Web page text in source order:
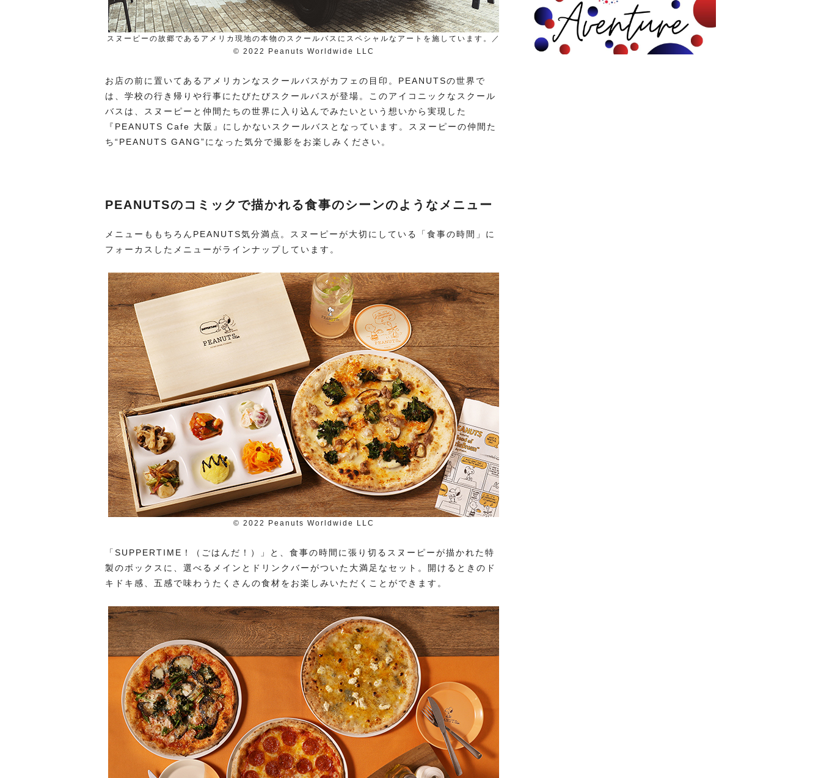
スヌーピーの故郷であるアメリカ現地の本物のスクールバスにスペシャルなアートを施しています。／
© 2022 Peanuts Worldwide LLC
お店の前に置いてあるアメリカンなスクールバスがカフェの目印。PEANUTSの世界で
は、学校の行き帰りや行事にたびたびスクールバスが登場。このアイコニックなスクール
バスは、スヌーピーと仲間たちの世界に入り込んでみたいという想いから実現した
『PEANUTS Cafe 大阪』にしかないスクールバスとなっています。スヌーピーの仲間た
ち“PEANUTS GANG”になった気分で撮影をお楽しみください。
PEANUTSのコミックで描かれる食事のシーンのようなメニュー
メニューももちろんPEANUTS気分満点。スヌーピーが大切にしている「食事の時間」に
フォーカスしたメニューがラインナップしています。
© 2022 Peanuts Worldwide LLC
「SUPPERTIME！（ごはんだ！）」と、食事の時間に張り切るスヌーピーが描かれた特
製のボックスに、選べるメインとドリンクバーがついた大満足なセット。開けるときのド
キドキ感、五感で味わうたくさんの食材をお楽しみいただくことができます。